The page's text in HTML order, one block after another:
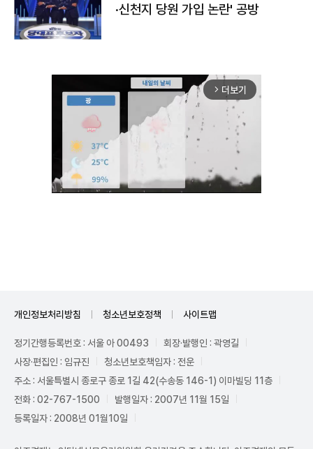
·신천지 당원 가입 논란' 공방
arrow_forward_ios 더보기
개인정보처리방침 청소년보호정책 사이트맵
정기간행등록번호 : 서울 아 00493
회장·발행인 : 곽영길
사장·편집인 : 임규진
청소년보호책임자 : 전운
주소 : 서울특별시 종로구 종로 1길 42(수송동 146-1) 이마빌딩 11층
전화 : 02-767-1500
발행일자 : 2007년 11월 15일
등록일자 : 2008년 01월10일